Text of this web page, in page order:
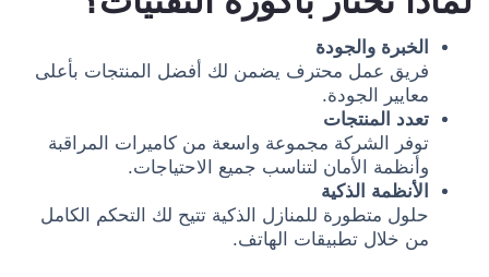
الخبرة والجودة
فريق عمل محترف يضمن لك أفضل المنتجات بأعلى
معايير الجودة.
تعدد المنتجات
توفر الشركة مجموعة واسعة من كاميرات المراقبة
وأنظمة الأمان لتناسب جميع الاحتياجات.
الأنظمة الذكية
حلول متطورة للمنازل الذكية تتيح لك التحكم الكامل
من خلال تطبيقات الهاتف.